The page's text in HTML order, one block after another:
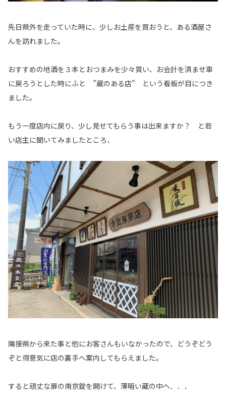
先日県外を走っていた時に、少しお土産を買おうと、ある酒屋さ
んを訪れました。
おすすめの地酒を３本とおつまみを少々買い、お会計を済ませ車
に戻ろうとした時にふと ”蔵のある店” という看板が目につき
ました。
もう一度店内に戻り、少し見せてもらう事は出来ますか？ と若
い店主に聞いてみましたところ、
隣接県から来た事と他にお客さんもいなかったので、どうぞどう
ぞと得意気に店の裏手へ案内してもらえました。
すると頑丈な扉の南京錠を開けて、薄暗い蔵の中へ．．．